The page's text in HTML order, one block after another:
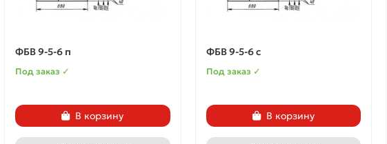
ФБВ 9-5-6 п
Под заказ ✓
В корзину
ФБВ 9-5-6 с
Под заказ ✓
В корзину